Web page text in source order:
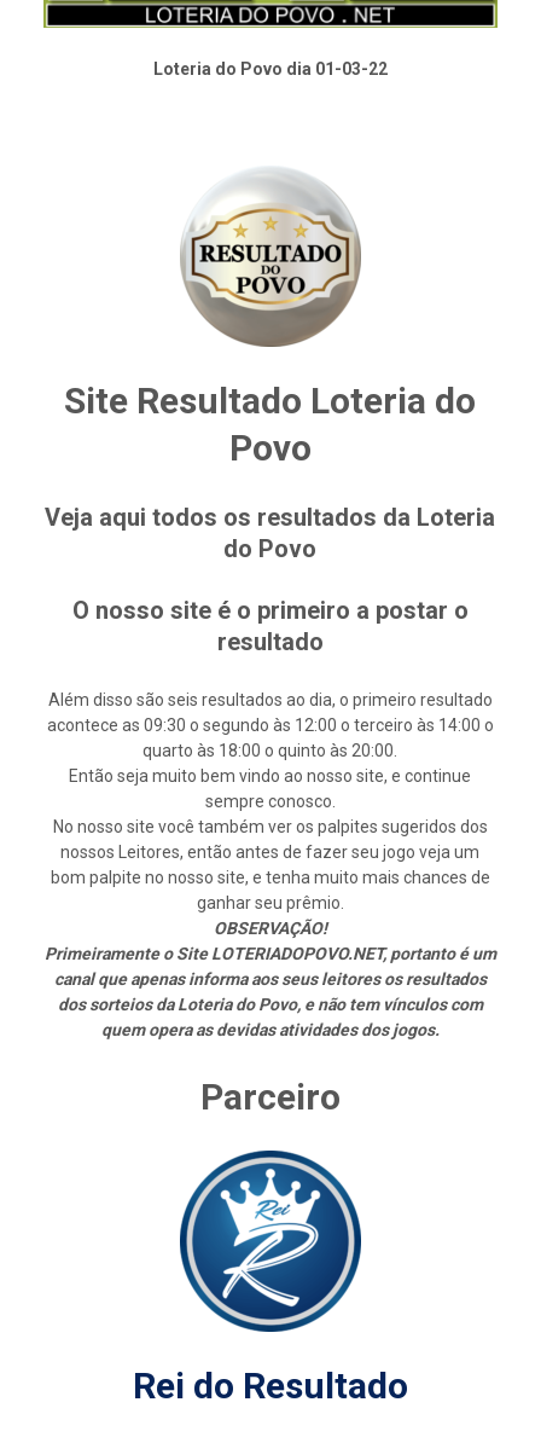
Loteria do Povo dia 01-03-22
Site Resultado Loteria do
Povo
Veja aqui todos os resultados da Loteria
do Povo
O nosso site é o primeiro a postar o
resultado
Além disso são seis resultados ao dia, o primeiro resultado
acontece as 09:30 o segundo às 12:00 o terceiro às 14:00 o
quarto às 18:00 o quinto às 20:00.
Então seja muito bem vindo ao nosso site, e continue
sempre conosco.
No nosso site você também ver os palpites sugeridos dos
nossos Leitores, então antes de fazer seu jogo veja um
bom palpite no nosso site, e tenha muito mais chances de
ganhar seu prêmio.
OBSERVAÇÃO!
Primeiramente o Site LOTERIADOPOVO.NET, portanto é um
canal que apenas informa aos seus leitores os resultados
dos sorteios da Loteria do Povo, e não tem vínculos com
quem opera as devidas atividades dos jogos.
Parceiro
Rei do Resultado